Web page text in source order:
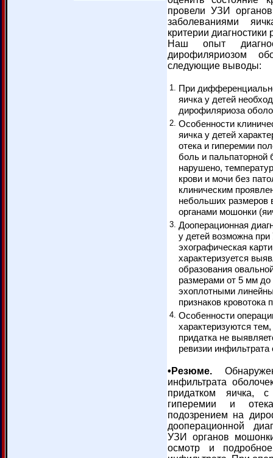
провели УЗИ
заболеваниями
критерии
Наш опыт
дирофиляриозом
следующие выводы:
1. При
яичка у детей
дирофиляриоза
2. Особенности
яичка у детей
отека и гиперемии
боль и пальпаторной
нарушено,
крови и мочи без
клиническим
небольших размеров
органами мошонки
3. Дооперационная
у детей возможна
эхографическая
характеризуется
образования
размерами от 5 мм до
эхоплотными
признаков кровотока
4. Особенности
характеризуются
придатка не
ревизии инфильтрата
•Резюме.
инфильтрата
придатком яичка,
гиперемии и
подозрением на
дооперационной
УЗИ органов
осмотр и